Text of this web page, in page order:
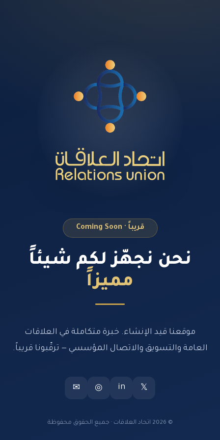
قريباً · Coming Soon
نحن نجهّز لكم شيئاً
مميزاً
موقعنا قيد الإنشاء. خبرة متكاملة في العلاقات
العامة والتسويق والاتصال المؤسسي — ترقّبونا قريباً.
𝕏
in
◎
✉
© 2026 اتحاد العلاقات · جميع الحقوق محفوظة